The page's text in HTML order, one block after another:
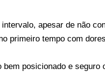
apesar de não
primeiro tempo com
posicionado e seguro